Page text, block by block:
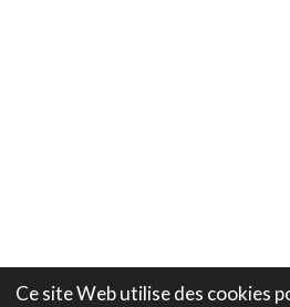
Ce site Web utilise des cookies